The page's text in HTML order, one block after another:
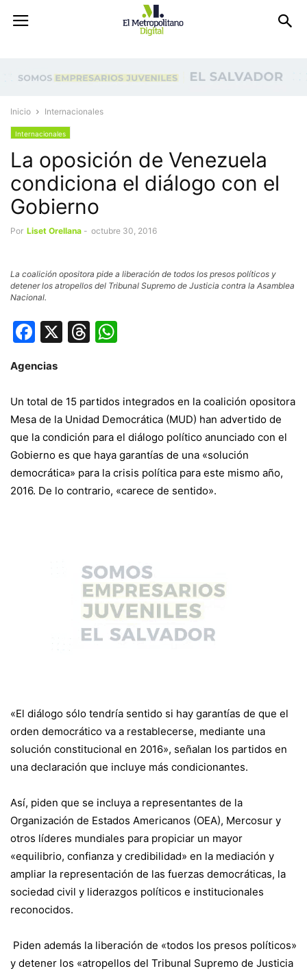
Inicio Internacionales
Internacionales
La oposición de Venezuela
condiciona el diálogo con el
Gobierno
Por Liset Orellana - octubre 30, 2016
La coalición opositora pide a liberación de todos los presos políticos y
detener los atropellos del Tribunal Supremo de Justicia contra la Asamblea
Nacional.
Facebook
X Threads
Agencias
Un total de 15 partidos integrados en la coalición opositora
Mesa de la Unidad Democrática (MUD) han advertido de
que la condición para el diálogo político anunciado con el
Gobierno es que haya garantías de una «solución
democrática» para la crisis política para este mismo año,
2016. De lo contrario, «carece de sentido».
«El diálogo sólo tendría sentido si hay garantías de que el
orden democrático va a restablecerse, mediante una
solución constitucional en 2016», señalan los partidos en
una declaración que incluye más condicionantes.
Así, piden que se incluya a representantes de la
Organización de Estados Americanos (OEA), Mercosur y
otros líderes mundiales para propiciar un mayor
«equilibrio, confianza y credibilidad» en la mediación y
ampliar la representación de las fuerzas democráticas, la
sociedad civil y liderazgos políticos e institucionales
reconocidos.
Piden además la liberación de «todos los presos políticos»
y detener los «atropellos del Tribunal Supremo de Justicia